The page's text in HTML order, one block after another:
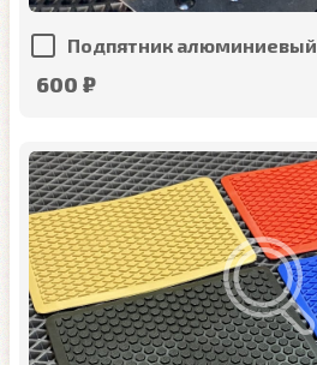
Подпятник алюминиевый
600 ₽